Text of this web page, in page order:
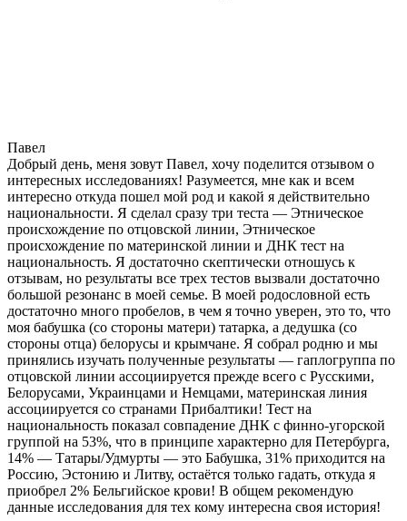
Павел
Добрый день, меня зовут Павел, хочу поделится отзывом о
интересных исследованиях! Разумеется, мне как и всем
интересно откуда пошел мой род и какой я действительно
национальности. Я сделал сразу три теста — Этническое
происхождение по отцовской линии, Этническое
происхождение по материнской линии и ДНК тест на
национальность. Я достаточно скептически отношусь к
отзывам, но результаты все трех тестов вызвали достаточно
большой резонанс в моей семье. В моей родословной есть
достаточно много пробелов, в чем я точно уверен, это то, что
моя бабушка (со стороны матери) татарка, а дедушка (со
стороны отца) белорусы и крымчане. Я собрал родню и мы
принялись изучать полученные результаты — гаплогруппа по
отцовской линии ассоциируется прежде всего с Русскими,
Белорусами, Украинцами и Немцами, материнская линия
ассоциируется со странами Прибалтики! Тест на
национальность показал совпадение ДНК с финно-угорской
группой на 53%, что в принципе характерно для Петербурга,
14% — Татары/Удмурты — это Бабушка, 31% приходится на
Россию, Эстонию и Литву, остаётся только гадать, откуда я
приобрел 2% Бельгийское крови! В общем рекомендую
данные исследования для тех кому интересна своя история!